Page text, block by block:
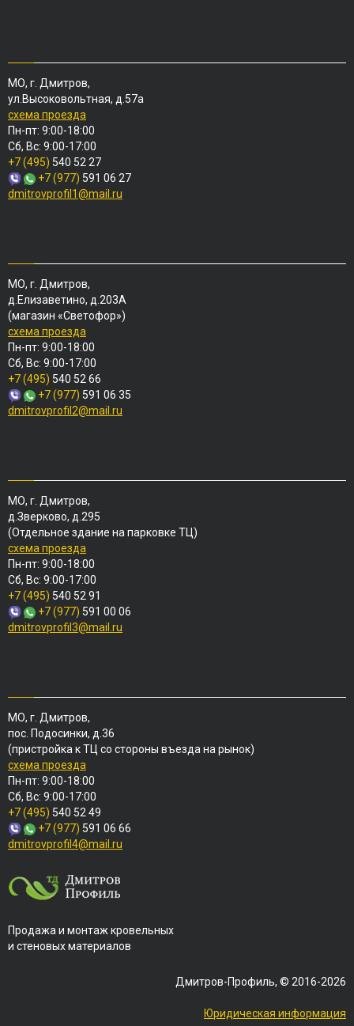
МО, г. Дмитров,
ул.Высоковольтная, д.57а
схема проезда
Пн-пт: 9:00-18:00
Сб, Вс: 9:00-17:00
+7 (495) 540 52 27
+7 (977) 591 06 27
dmitrovprofil1@mail.ru
МО, г. Дмитров,
д.Елизаветино, д.203А
(магазин «Светофор»)
схема проезда
Пн-пт: 9:00-18:00
Сб, Вс: 9:00-17:00
+7 (495) 540 52 66
+7 (977) 591 06 35
dmitrovprofil2@mail.ru
МО, г. Дмитров,
д.Зверково, д.295
(Отдельное здание на парковке ТЦ)
схема проезда
Пн-пт: 9:00-18:00
Сб, Вс: 9:00-17:00
+7 (495) 540 52 91
+7 (977) 591 00 06
dmitrovprofil3@mail.ru
МО, г. Дмитров,
пос. Подосинки, д.36
(пристройка к ТЦ со стороны въезда на рынок)
схема проезда
Пн-пт: 9:00-18:00
Сб, Вс: 9:00-17:00
+7 (495) 540 52 49
+7 (977) 591 06 66
dmitrovprofil4@mail.ru
Продажа и монтаж кровельных
и стеновых материалов
Дмитров-Профиль, © 2016-2026
Юридическая информация